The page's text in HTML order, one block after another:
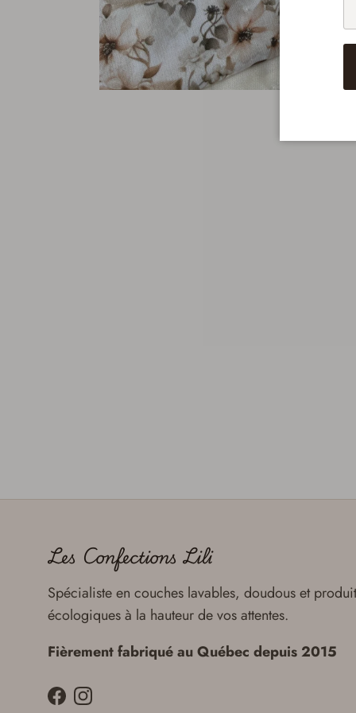
Les Confections Lili
Spécialiste en couches lavables, doudous et
écologiques à la hauteur de vos attentes.
Fièrement fabriqué au Québec depuis 2015
FacebookInstagram